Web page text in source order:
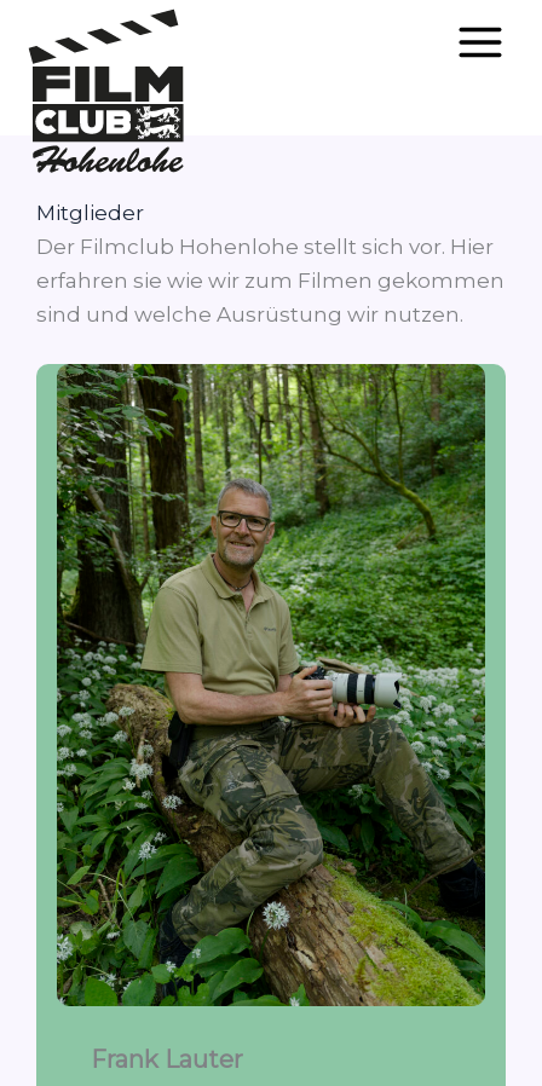
Zum
springen
Mitglieder
Der Filmclub Hohenlohe stellt sich vor. Hier
erfahren sie wie wir zum Filmen gekommen
sind und welche Ausrüstung wir nutzen.
Frank Lauter